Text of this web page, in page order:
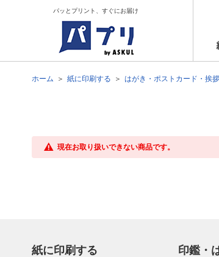
パッとプリント、すぐにお届け
ホーム 紙に印刷する はがき・ポストカード・挨
現在お取り扱いできない商品です。
紙に印刷する 印鑑・